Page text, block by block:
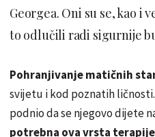
Georgea. Oni su se, kao i
to odlučili radi sigurnije
Pohranjivanje matičnih
svijetu i kod poznatih
podnio da se njegovo dijete
potrebna ova vrsta terapije